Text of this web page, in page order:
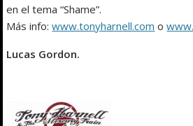
en el tema “Shame”.
Más info:www.tonyharnell.com o
Lucas Gordon.